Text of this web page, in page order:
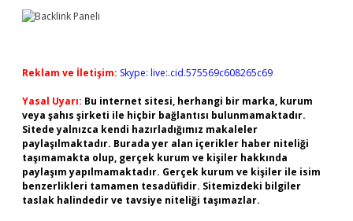
Reklam ve İletişim: Skype: live:.cid.575569c608265c69
Yasal Uyarı: Bu internet sitesi, herhangi bir marka, kurum
veya şahıs şirketi ile hiçbir bağlantısı bulunmamaktadır.
Sitede yalnızca kendi hazırladığımız makaleler
paylaşılmaktadır. Burada yer alan içerikler haber niteliği
taşımamakta olup, gerçek kurum ve kişiler hakkında
paylaşım yapılmamaktadır. Gerçek kurum ve kişiler ile isim
benzerlikleri tamamen tesadüfidir. Sitemizdeki bilgiler
taslak halindedir ve tavsiye niteliği taşımazlar.